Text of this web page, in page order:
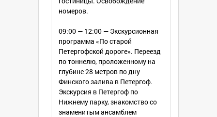
номеров.
09:00 — 12:00 — Экскурсионная
программа «По старой
Петергофской дороге». Переезд
по тоннелю, проложенному на
глубине 28 метров по дну
Финского залива в Петергоф.
Экскурсия в Петергоф по
Нижнему парку, знакомство со
знаменитым ансамблем